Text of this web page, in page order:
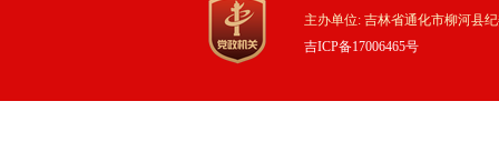
主办单位: 吉林省通化市柳河县
吉ICP备17006465号